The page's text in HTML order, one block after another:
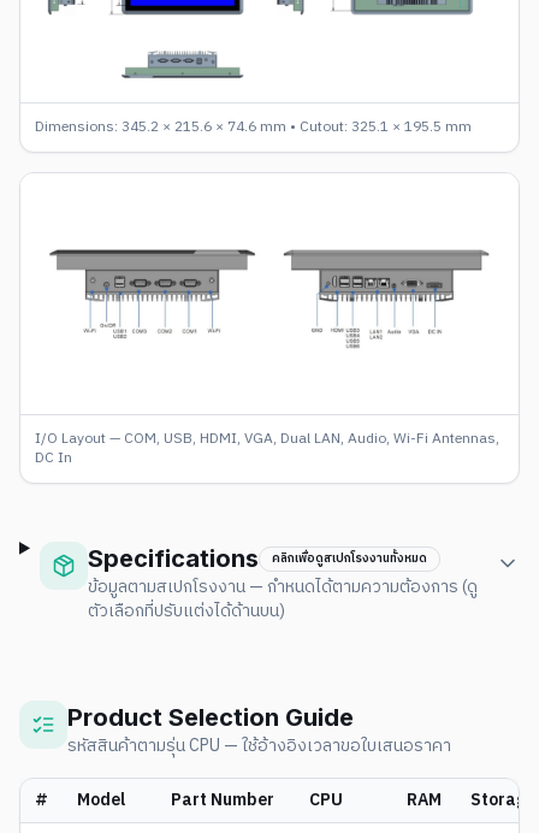
Dimensions: 345.2 × 215.6 × 74.6 mm • Cutout: 325.1 × 195.5 mm
I/O Layout — COM, USB, HDMI, VGA, Dual LAN, Audio, Wi-Fi Antennas,
DC In
Specifications คลิกเพื่อดูสเปกโรงงานทั้งหมด
ข้อมูลตามสเปกโรงงาน — กำหนดได้ตามความต้องการ (ดู
ตัวเลือกที่ปรับแต่งได้ด้านบน)
Product Selection Guide
รหัสสินค้าตามรุ่น CPU — ใช้อ้างอิงเวลาขอใบเสนอราคา
#
Model Part Number CPU RAM Storage